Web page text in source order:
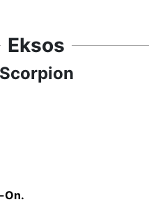
Eksos
Scorpion
On.